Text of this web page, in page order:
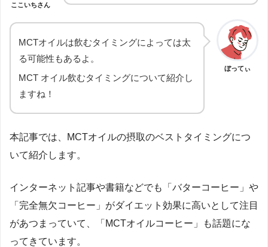
ここいちさん
ぼってぃ
MCTオイルは飲むタイミングによっては太
る可能性もあるよ。
MCT オイル飲むタイミングについて紹介し
ますね！
本記事では、MCTオイルの摂取のベストタイミングにつ
いて紹介します。
インターネット記事や書籍などでも「バターコーヒー」や
「完全無欠コーヒー」がダイエット効果に高いとして注目
があつまっていて、「MCTオイルコーヒー」も話題にな
ってきています。